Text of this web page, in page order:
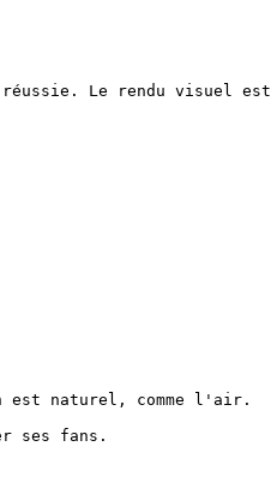
réussie. Le rendu visuel
est naturel, comme l'air.
ses fans.